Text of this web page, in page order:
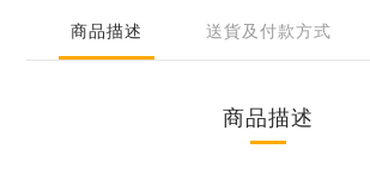
商品描述 送貨及付款方式
商品描述